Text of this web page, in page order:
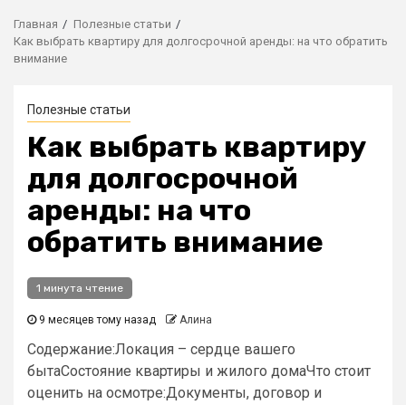
Главная
Полезные статьи
Как выбрать квартиру для долгосрочной аренды: на что обратить
внимание
Полезные статьи
Как выбрать квартиру
для долгосрочной
аренды: на что
обратить внимание
1 минута чтение
9 месяцев тому назад Алина
Содержание:Локация – сердце вашего
бытаСостояние квартиры и жилого домаЧто стоит
оценить на осмотре:Документы, договор и